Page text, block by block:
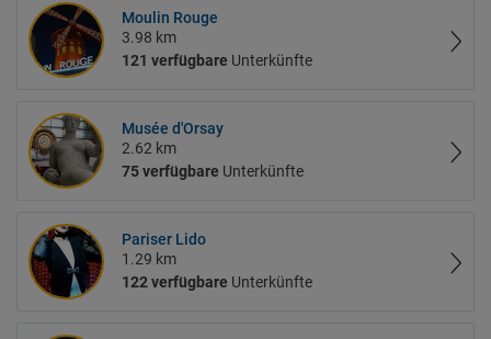
Moulin Rouge
3.98 km
121 verfügbare Unterkünfte
Musée d'Orsay
2.62 km
75 verfügbare Unterkünfte
Pariser Lido
1.29 km
122 verfügbare Unterkünfte